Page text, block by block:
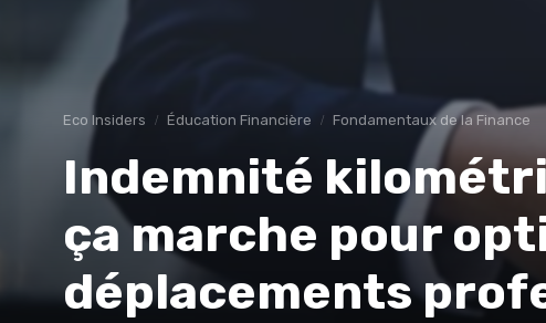
Eco Insiders Éducation Financière Fondamentaux de la Finance
Indemnité
ça marche pour
déplacements